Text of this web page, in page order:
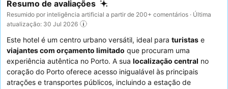
Resumo de avaliações
Resumido por inteligência artificial a partir de 200+ comentários · Última
atualização: 30 Jul 2026
Este hotel é um centro urbano versátil, ideal para turistas e
viajantes com orçamento limitado que procuram uma
experiência autêntica no Porto. A sua localização central no
coração do Porto oferece acesso inigualável às principais
atrações e transportes públicos, incluindo a estação de